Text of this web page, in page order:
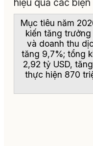
Mục tiêu năm
kiến tăng
và doanh thu
tăng 9,7%; tổng
2,92 tỷ USD,
thực hiện 870